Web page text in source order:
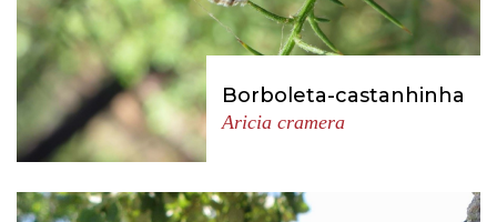
Borboleta-castanhinha
Aricia cramera